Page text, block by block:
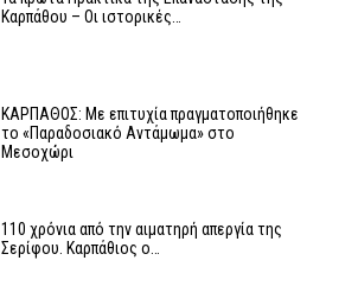
Καρπάθου – Οι ιστορικές…
ΚΑΡΠΑΘΟΣ: Με επιτυχία πραγματοποιήθηκε
το «Παραδοσιακό Αντάμωμα» στο
Μεσοχώρι
110 χρόνια από την αιματηρή απεργία της
Σερίφου. Καρπάθιος ο…